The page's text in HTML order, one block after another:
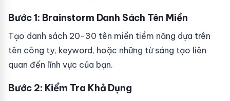
Bước 1: Brainstorm Danh Sách Tên Miền
Tạo danh sách 20-30 tên miền tiềm năng dựa trên
tên công ty, keyword, hoặc những từ sáng tạo liên
quan đến lĩnh vực của bạn.
Bước 2: Kiểm Tra Khả Dụng